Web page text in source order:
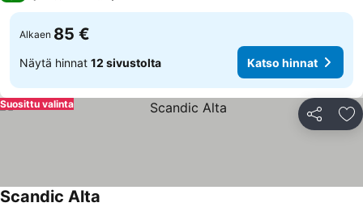
Alkaen 85 €
Näytä hinnat 12 sivustolta Katso hinnat
Jaa
Suosittu valinta
Scandic Alta